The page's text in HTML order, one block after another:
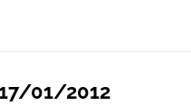
17/01/2012